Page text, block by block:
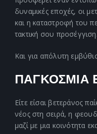
δυναμικές εποχές, οι
και η καταστροφή του
τακτική σου προσέγγιση.
Και για απόλυτη
ΠΑΓΚΟΣΜΙΑ
Είτε είσαι βετεράνος
νέος στη σειρά, η
μαζί με μια κοινότητα